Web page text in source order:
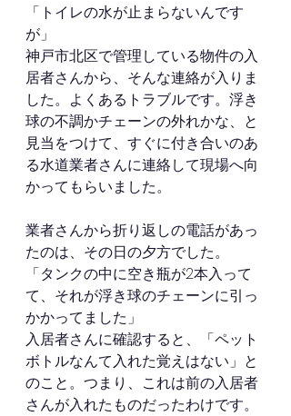
「トイレの水が止まらないんです
が」
神戸市北区で管理している物件の入
居者さんから、そんな連絡が入りま
した。よくあるトラブルです。浮き
球の不調かチェーンの外れかな、と
見当をつけて、すぐに付き合いのあ
る水道業者さんに連絡して現場へ向
かってもらいました。
業者さんから折り返しの電話があっ
たのは、その日の夕方でした。
「タンクの中に空き瓶が2本入って
て、それが浮き球のチェーンに引っ
かかってました」
入居者さんに確認すると、「ペット
ボトルなんて入れた覚えはない」と
のこと。つまり、これは前の入居者
さんが入れたものだったわけです。